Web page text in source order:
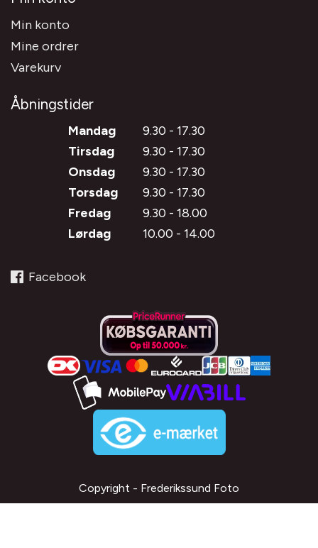
Min konto
Mine ordrer
Varekurv
Åbningstider
Mandag
9.30 - 17.30
Tirsdag
9.30 - 17.30
Onsdag
9.30 - 17.30
Torsdag
9.30 - 17.30
Fredag
9.30 - 18.00
Lørdag
10.00 - 14.00
Facebook
Copyright - Frederikssund Foto